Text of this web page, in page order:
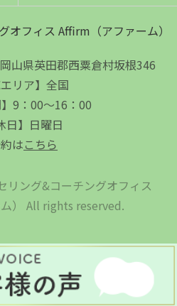
オフィス Affirm（アファーム）
山県英田郡西粟倉村坂根346
エリア】全国
】9：00～16：00
日】日曜日
はこちら
リング&コーチングオフィス
） All rights reserved.